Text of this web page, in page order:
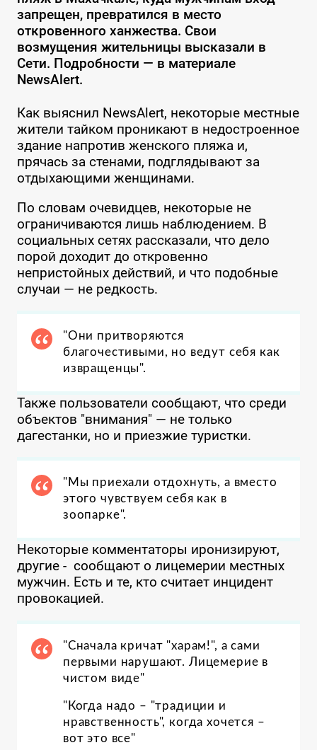
запрещен, превратился в место
откровенного ханжества. Свои
возмущения жительницы высказали в
Сети. Подробности — в материале
NewsAlert.
Как выяснил NewsAlert, некоторые местные
жители тайком проникают в недостроенное
здание напротив женского пляжа и,
прячась за стенами, подглядывают за
отдыхающими женщинами.
По словам очевидцев, некоторые не
ограничиваются лишь наблюдением. В
социальных сетях рассказали, что дело
порой доходит до откровенно
непристойных действий, и что подобные
случаи — не редкость.
"Они притворяются
благочестивыми, но ведут себя как
извращенцы".
Также пользователи сообщают, что среди
объектов "внимания" — не только
дагестанки, но и приезжие туристки.
"Мы приехали отдохнуть, а вместо
этого чувствуем себя как в
зоопарке".
Некоторые комментаторы иронизируют,
другие - сообщают о лицемерии местных
мужчин. Есть и те, кто считает инцидент
провокацией.
"Сначала кричат "харам!", а сами
первыми нарушают. Лицемерие в
чистом виде"
"Когда надо – "традиции и
нравственность", когда хочется –
вот это все"